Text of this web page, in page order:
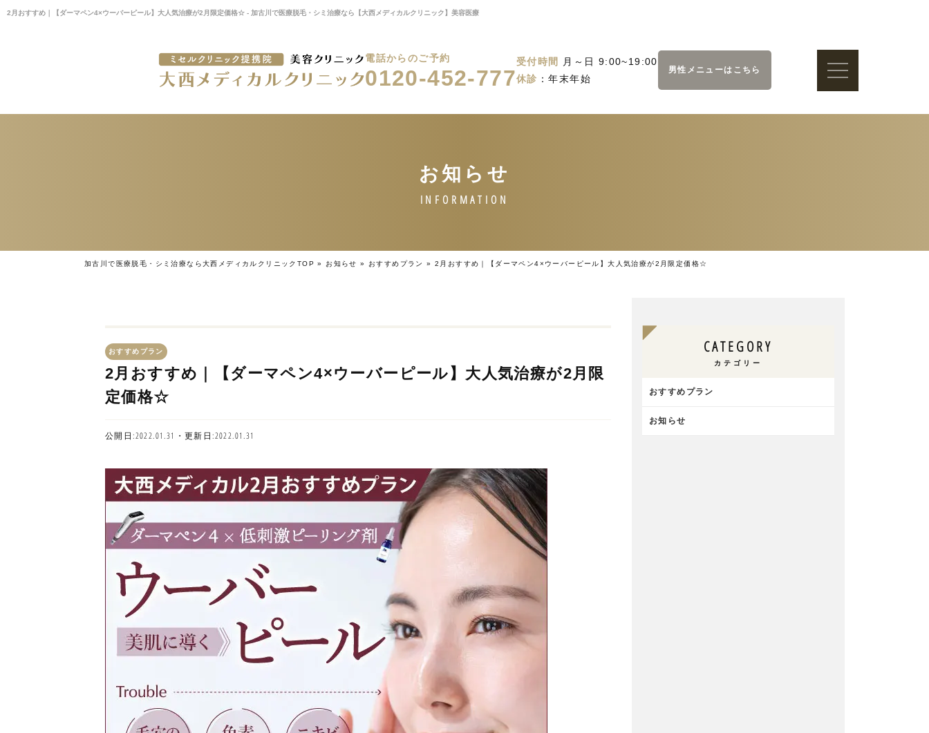
2月おすすめ｜【ダーマペン4×ウーバーピール】大人気治療が2月限定価格☆ - 加古川で医療脱毛・シミ治療なら【大西メディカルクリニック】美容医療
電話からのご予約
0120-452-777
受付時間
月～日 9:00~19:00
休診 ：年末年始
男性メニューはこちら
加古川で医療脱毛・シミ治療なら大西メディカルクリニックTOP »お知らせ »おすすめプラン »2月おすすめ｜【ダーマペン4×ウーバーピール】大人気治療が2月限定価格☆
おすすめプラン
2月おすすめ｜【ダーマペン4×ウーバーピール】大人気治療が2月限
定価格☆
公開日:2022.01.31・更新日:2022.01.31
CATEGORY
カテゴリー
おすすめプラン
お知らせ